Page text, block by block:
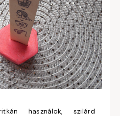
használok, szilárd